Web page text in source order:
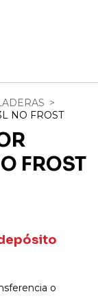
>
NO FROST
FROST
o